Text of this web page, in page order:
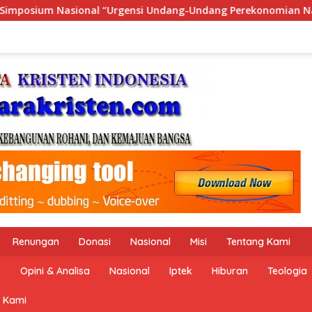
Nasional dan Kesejahteraan Sosial dalam
Renungan Donasi Nasional Misi Tentang Kami
Opini & Analisa Nasional Iptek Hiburan Teologia
Kami